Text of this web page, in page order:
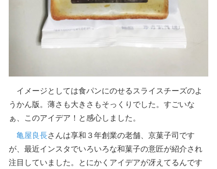
イメージとしては食パンにのせるスライスチーズのよ
うかん版。薄さも大きさもそっくりでした。すごいな
ぁ、このアイデア！と感心しました。
亀屋良長さんは享和３年創業の老舗、京菓子司です
が、最近インスタでいろいろな和菓子の意匠が紹介され
注目していました。とにかくアイデアが冴えてるんです